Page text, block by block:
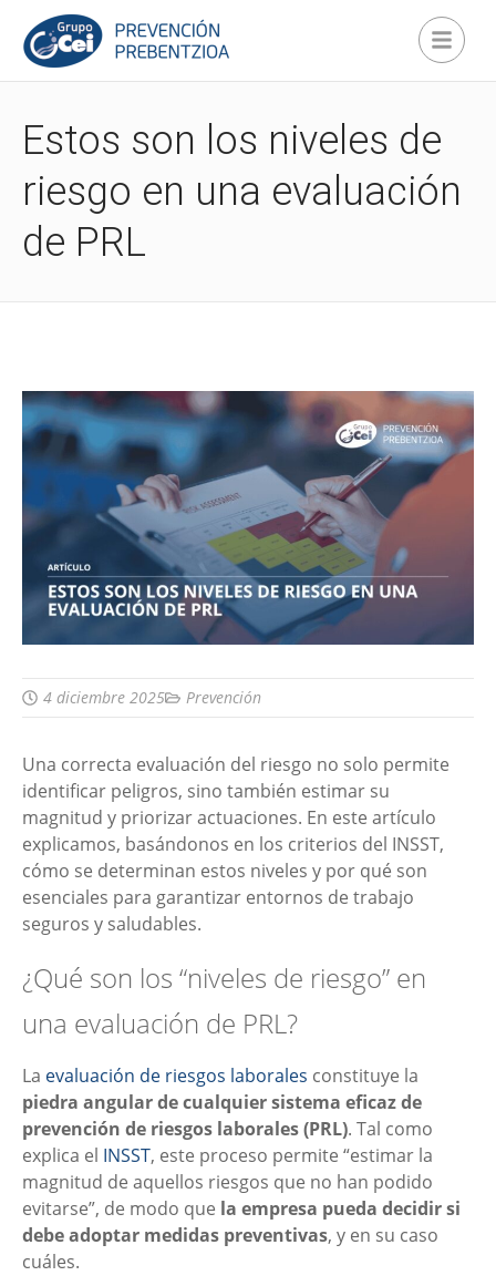
Estos son los niveles de
riesgo en una evaluación
de PRL
4 diciembre 2025 Prevención
Una correcta evaluación del riesgo no solo permite
identificar peligros, sino también estimar su
magnitud y priorizar actuaciones. En este artículo
explicamos, basándonos en los criterios del INSST,
cómo se determinan estos niveles y por qué son
esenciales para garantizar entornos de trabajo
seguros y saludables.
¿Qué son los “niveles de riesgo” en
una evaluación de PRL?
La evaluación de riesgos laborales constituye la
piedra angular de cualquier sistema eficaz de
prevención de riesgos laborales (PRL). Tal como
explica el INSST, este proceso permite “estimar la
magnitud de aquellos riesgos que no han podido
evitarse”, de modo que la empresa pueda decidir si
debe adoptar medidas preventivas, y en su caso
cuáles.